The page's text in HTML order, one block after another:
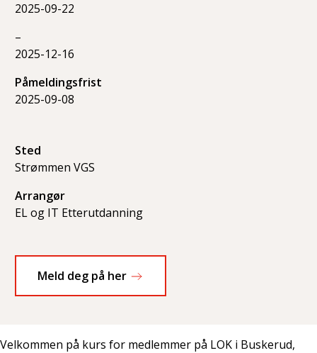
2025-09-22
–
2025-12-16
Påmeldingsfrist
2025-09-08
Sted
Strømmen VGS
Arrangør
EL og IT Etterutdanning
Meld deg på her
Velkommen på kurs for medlemmer på LOK i Buskerud,